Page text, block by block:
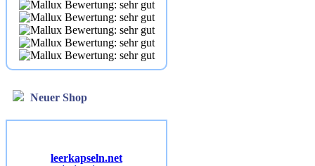
Neuer Shop
leerkapseln.net